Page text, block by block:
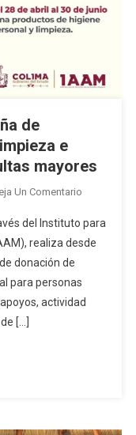
de
e
mayores
Un ComentarioEn
Colima
Inicia
De
Donación
Para
del Instituto para
realiza desde
donación de
para personas
actividad
[…]